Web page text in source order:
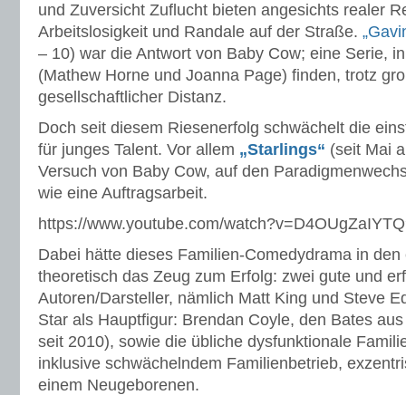
und Zuversicht Zuflucht bieten angesichts realer
Arbeitslosigkeit und Randale auf der Straße.
– 10) war die Antwort von Baby Cow; eine Serie,
(Mathew Horne und Joanna Page) finden, trotz
gesellschaftlicher Distanz.
Doch seit diesem Riesenerfolg schwächelt die
für junges Talent. Vor allem „Starlings“ (seit Mai
Versuch von Baby Cow, auf den
wie eine Auftragsarbeit.
https://www.youtube.com/
Dabei hätte dieses Familien-Comedydrama in
theoretisch das Zeug zum Erfolg: zwei gute und
Autoren/Darsteller, nämlich Matt King und Steve
Star als Hauptfigur: Brendan Coyle, den Bates
seit 2010), sowie die übliche dysfunktionale
inklusive schwächelndem Familienbetrieb,
einem Neugeborenen.